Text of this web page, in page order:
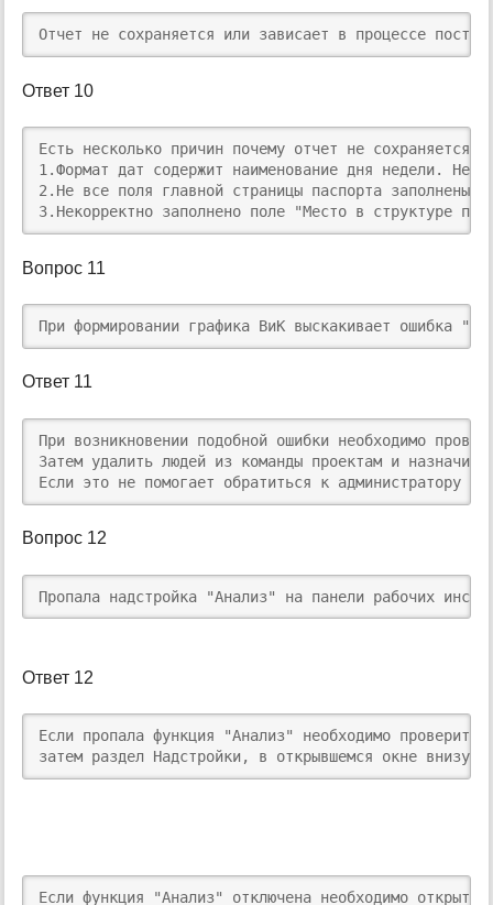
Отчет не сохраняется или зависает в процессе
Ответ 10
​Есть несколько причин почему отчет не сохраняется
1.Формат дат содержит наименование дня недели.
2.Не все поля главной страницы паспорта заполнены
3.Некорректно заполнено поле "Место в структуре
Вопрос 11
При формировании графика ВиК выскакивает ошибка
Ответ 11
При возникновении подобной ошибки необходимо
Затем удалить людей из команды проектам и
Если это не помогает обратиться к администратору в
Вопрос 12
Пропала надстройка "Анализ" на панели рабочих
Ответ 12
Если пропала функция "Анализ" необходимо
затем раздел Надстройки, в открывшемся окне внизу
Если функция "Анализ" отключена необходимо